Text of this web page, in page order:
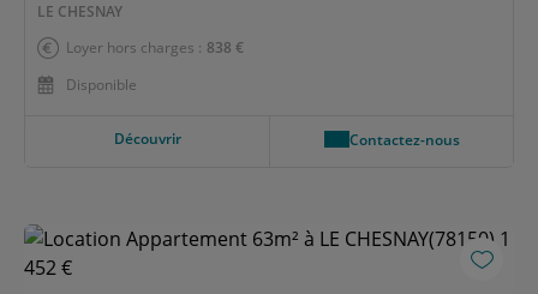
LE CHESNAY
Loyer hors charges : 838 €
Disponible
Découvrir Contactez-nous